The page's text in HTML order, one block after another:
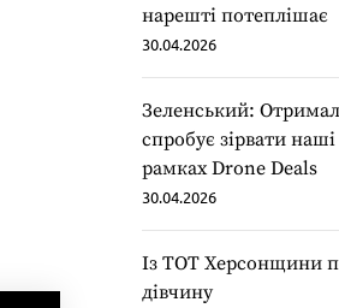
нарешті потеплішає
30.04.2026
Зеленський:
спробує зірвати
рамках Drone Deals
30.04.2026
Із ТОТ Херсонщини
дівчину